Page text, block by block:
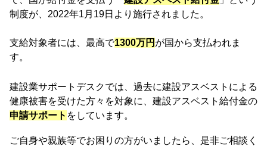
制度が、2022年1月19日より施行されました。
支給対象者には、最高で1300万円 が国から支払われま
す。
建設業サポートデスクでは、過去に建設アスベストによる
健康被害を受けた方々を対象に、建設アスベスト給付金の
申請サポート をしています。
ご自身や親族等でお困りの方がいましたら、是非ご相談く